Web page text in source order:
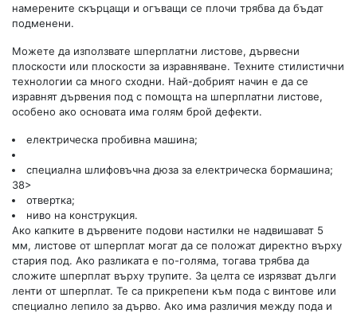
намерените скърцащи и огъващи се плочи трябва да бъдат
подменени.
Можете да използвате шперплатни листове, дървесни
плоскости или плоскости за изравняване. Техните стилистични
технологии са много сходни. Най-добрият начин е да се
изравнят дървения под с помощта на шперплатни листове,
особено ако основата има голям брой дефекти.
електрическа пробивна машина;
специална шлифовъчна дюза за електрическа бормашина;
38>
отвертка;
ниво на конструкция.
Ако капките в дървените подови настилки не надвишават 5
мм, листове от шперплат могат да се положат директно върху
стария под. Ако разликата е по-голяма, тогава трябва да
сложите шперплат върху трупите. За целта се изрязват дълги
ленти от шперплат. Те са прикрепени към пода с винтове или
специално лепило за дърво. Ако има различия между пода и